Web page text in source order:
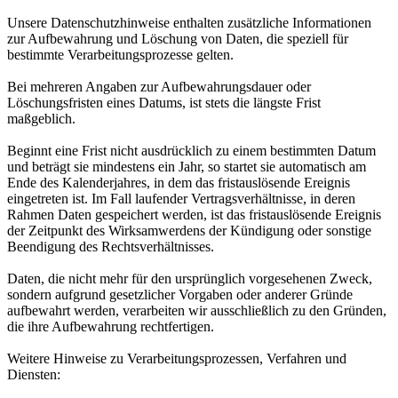
Unsere Datenschutzhinweise enthalten zusätzliche Informationen
zur Aufbewahrung und Löschung von Daten, die speziell für
bestimmte Verarbeitungsprozesse gelten.
Bei mehreren Angaben zur Aufbewahrungsdauer oder
Löschungsfristen eines Datums, ist stets die längste Frist
maßgeblich.
Beginnt eine Frist nicht ausdrücklich zu einem bestimmten Datum
und beträgt sie mindestens ein Jahr, so startet sie automatisch am
Ende des Kalenderjahres, in dem das fristauslösende Ereignis
eingetreten ist. Im Fall laufender Vertragsverhältnisse, in deren
Rahmen Daten gespeichert werden, ist das fristauslösende Ereignis
der Zeitpunkt des Wirksamwerdens der Kündigung oder sonstige
Beendigung des Rechtsverhältnisses.
Daten, die nicht mehr für den ursprünglich vorgesehenen Zweck,
sondern aufgrund gesetzlicher Vorgaben oder anderer Gründe
aufbewahrt werden, verarbeiten wir ausschließlich zu den Gründen,
die ihre Aufbewahrung rechtfertigen.
Weitere Hinweise zu Verarbeitungsprozessen, Verfahren und
Diensten: